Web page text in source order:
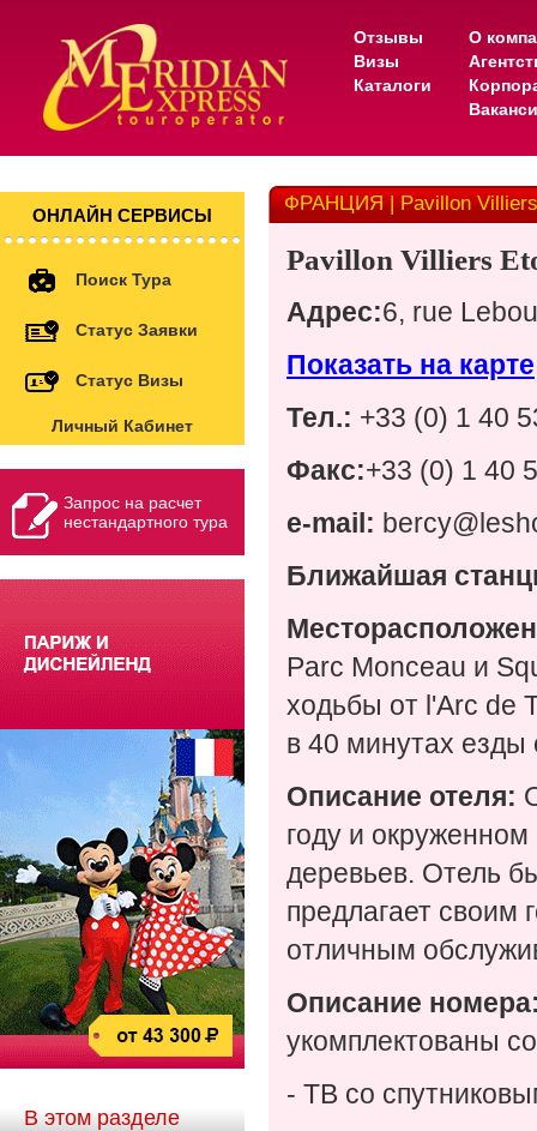
Отзывы
Визы
Каталоги
О
ОНЛАЙН СЕРВИСЫ
Поиск Тура
Статус Заявки
Статус Визы
Личный Кабинет
Запрос на расчет
нестандартного тура
В этом разделе
ФРАНЦИЯ | Pavillon
Pavillon Villiers
Адрес:6, rue
Показать на карте
Тел.: +33 (0) 1 40
Факс:+33 (0) 1 40
e-mail : bercy@
Ближайшая
Parc Monceau и
ходьбы от l'Arc de
в 40 минутах езды
Описание отеля:
году и
деревьев. Отель
предлагает своим
отличным
Описание
укомплектованы
- ТВ со